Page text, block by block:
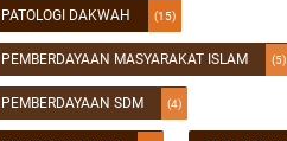
PATOLOGI DAKWAH (15)
PEMBERDAYAAN MASYARAKAT ISLAM (5)
PEMBERDAYAAN SDM (4)